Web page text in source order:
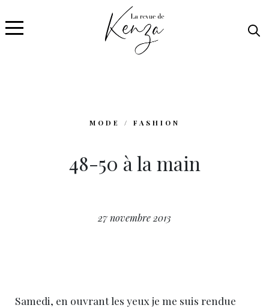
MODE / FASHION
48-50 à la main
27 novembre 2013
Samedi, en ouvrant les yeux je me suis rendue